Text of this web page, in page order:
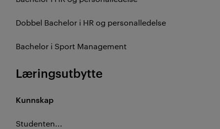
Dobbel Bachelor i HR og personalledelse
Bachelor i Sport Management
Læringsutbytte
Kunnskap
Studenten...